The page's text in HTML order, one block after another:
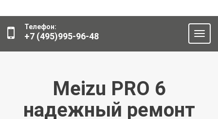
Телефон:
+7 (495)995-96-48
Meizu PRO 6
надежный ремонт